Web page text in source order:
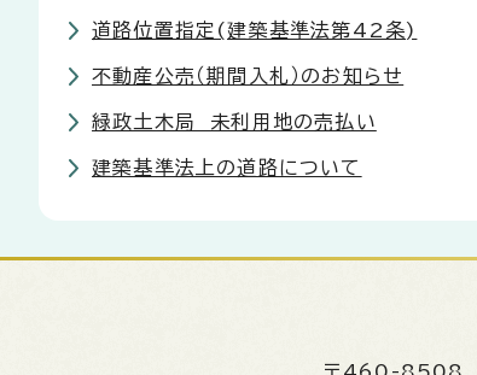
道路位置指定(建築基準法第42条)
不動産公売（期間入札）のお知らせ
緑政土木局 未利用地の売払い
建築基準法上の道路について